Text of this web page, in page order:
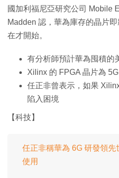
國加利福尼亞研究公司 Mobile
Madden 認，華為庫存的晶片
在才開始。
有分析師預計華為囤積的
Xilinx 的 FPGA 晶片為
任正非曾表示，如果
陷入困境
【科技】
任正非稱華為 6G 研發領先
使用